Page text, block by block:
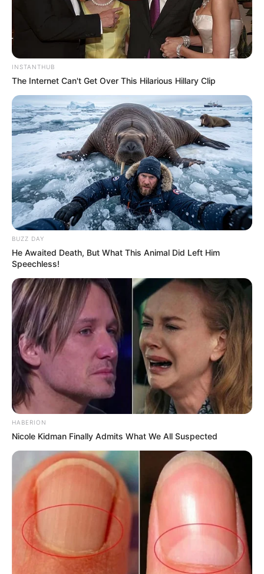
INSTANTHUB
The Internet Can't Get Over This Hilarious Hillary Clip
BUZZ DAY
He Awaited Death, But What This Animal Did Left Him
Speechless!
HABERION
Nicole Kidman Finally Admits What We All Suspected